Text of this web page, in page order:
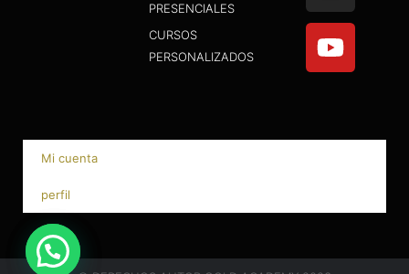
PRESENCIALES
CURSOS
PERSONALIZADOS
b
o
o
a
g
r
m
u
b
e
Mi cuenta
perfil